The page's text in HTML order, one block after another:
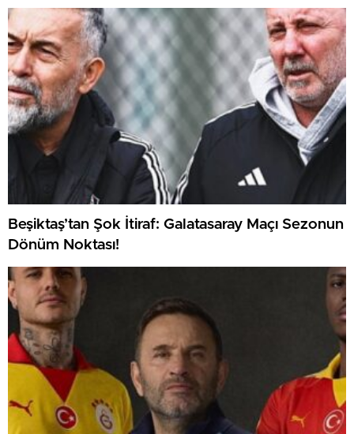
Beşiktaş’tan Şok İtiraf: Galatasaray Maçı Sezonun
Dönüm Noktası!